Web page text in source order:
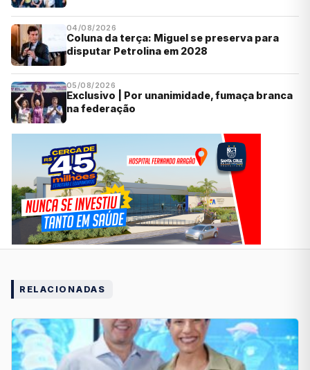
04/08/2026
Coluna da terça: Miguel se preserva para
disputar Petrolina em 2028
05/08/2026
Exclusivo | Por unanimidade, fumaça branca
na federação
RELACIONADAS